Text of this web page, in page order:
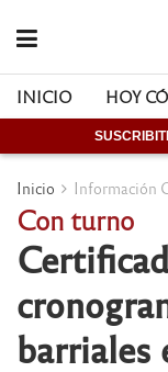
INICIO HOY
Inicio Información
Con turno
barriales